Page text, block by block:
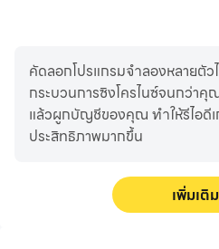
คัดลอกโปรแกรมจำลองหลายตัว
กระบวนการซิงโครไนซ์จนกว่า
แล้วผูกบัญชีของคุณ ทำให้รีไอดี
ประสิทธิภาพมากขึ้น
เพิ่มเติม